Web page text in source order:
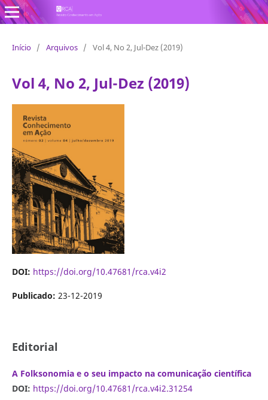
Revista Conhecimento em Ação
Início / Arquivos / Vol 4, No 2, Jul-Dez (2019)
Vol 4, No 2, Jul-Dez (2019)
DOI: https://doi.org/10.47681/rca.v4i2
Publicado: 23-12-2019
Editorial
A Folksonomia e o seu impacto na comunicação científica
DOI: https://doi.org/10.47681/rca.v4i2.31254